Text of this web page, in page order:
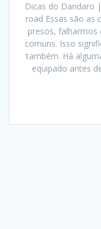
Dicas do Dandaro
road Essas são as
presos,
comuns. Isso
também. Há
equipado antes